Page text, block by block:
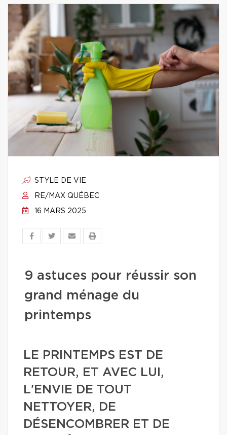
STYLE DE VIE
RE/MAX QUÉBEC
16 MARS 2025
9 astuces pour réussir son
grand ménage du
printemps
LE PRINTEMPS EST DE
RETOUR, ET AVEC LUI,
L'ENVIE DE TOUT
NETTOYER, DE
DÉSENCOMBRER ET DE